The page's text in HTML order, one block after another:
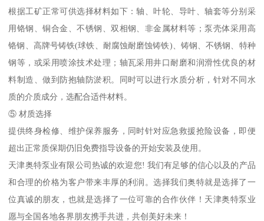
根据工矿正常可供选择材料如下：轴、叶轮、导叶、轴套等分别采
用铬钢、铜合金、不锈钢、双相钢、非金属材料等；泵壳体采用高
铬钢、高牌号铸铁(球铁、耐腐蚀耐磨蚀铸铁)、铸钢、不锈钢、特种
钢等，或采用喷涂技术处理；轴瓦采用井口耐磨和润滑性优良的材
料制造、做到防抱轴防淤积。同时可以进行水质分析，针对不同水
质的介质成分，选配合适件材料。
⑤ 材质选择
提供终身检修、维护保养服务，同时针对应急救援抢险设备，即便
超出正常质保期仍旧免费指导设备的开始安装及使用。
天津奥特泵业有限公司热诚的欢迎您! 我们有足够的信心以及的产品
和合理的价格为客户带来丰厚的利润。选择我们奥特就是选择了一
位真诚的朋友，也就是选择了一位可靠的合作伙伴！天津奥特泵业
愿与全国各地各界朋友携手共进，共创美好未来！